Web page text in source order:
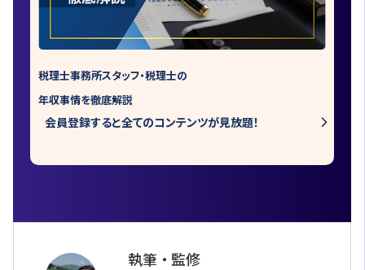
税理士事務所スタッフ・税理士の
年収事情を徹底解説
会員登録すると全てのコンテンツが見放題！
執筆 ・ 監修